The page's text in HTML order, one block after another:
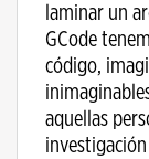
laminar un
GCode
código,
aquellas